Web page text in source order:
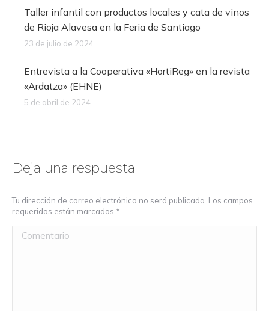
Taller infantil con productos locales y cata de vinos
de Rioja Alavesa en la Feria de Santiago
23 de julio de 2024
Entrevista a la Cooperativa «HortiReg» en la revista
«Ardatza» (EHNE)
5 de abril de 2024
Deja una respuesta
Tu dirección de correo electrónico no será publicada. Los campos
requeridos están marcados *
Comentario